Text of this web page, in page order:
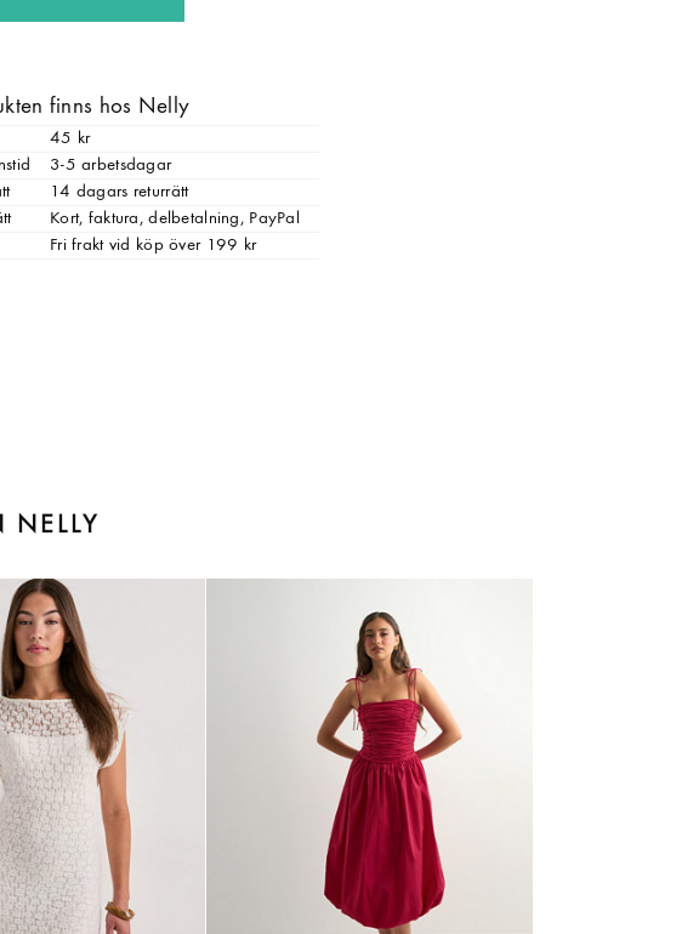
finns hos Nelly
45 kr
3-5 arbetsdagar
14 dagars returrätt
Kort, faktura, delbetalning, PayPal
Fri frakt vid köp över 199 kr
NELLY